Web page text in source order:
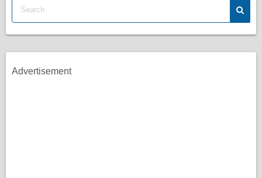
Advertisement